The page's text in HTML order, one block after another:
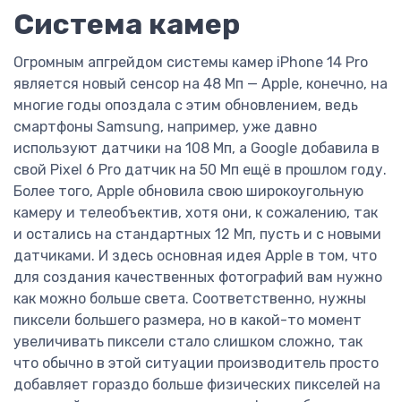
Система камер
Огромным апгрейдом системы камер iPhone 14 Pro
является новый сенсор на 48 Мп — Apple, конечно, на
многие годы опоздала с этим обновлением, ведь
смартфоны Samsung, например, уже давно
используют датчики на 108 Мп, а Google добавила в
свой Pixel 6 Pro датчик на 50 Мп ещё в прошлом году.
Более того, Apple обновила свою широкоугольную
камеру и телеобъектив, хотя они, к сожалению, так
и остались на стандартных 12 Мп, пусть и с новыми
датчиками. И здесь основная идея Apple в том, что
для создания качественных фотографий вам нужно
как можно больше света. Соответственно, нужны
пиксели большего размера, но в какой-то момент
увеличивать пиксели стало слишком сложно, так
что обычно в этой ситуации производитель просто
добавляет гораздо больше физических пикселей на